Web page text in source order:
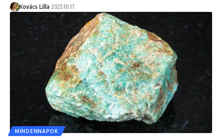
Kovács Lilla 2025.10.17.
MINDENNAPOK